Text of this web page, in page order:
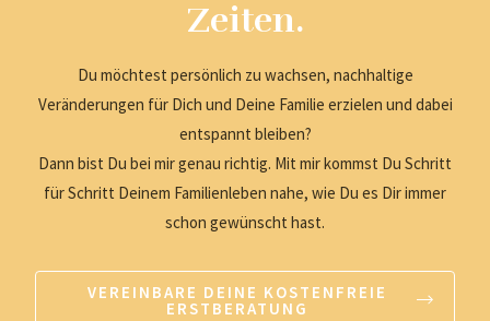
Zeiten.
Du möchtest persönlich zu wachsen, nachhaltige
Veränderungen für Dich und Deine Familie erzielen und dabei
entspannt bleiben?
Dann bist Du bei mir genau richtig. Mit mir kommst Du Schritt
für Schritt Deinem Familienleben nahe, wie Du es Dir immer
schon gewünscht hast.
VEREINBARE DEINE KOSTENFREIE
ERSTBERATUNG